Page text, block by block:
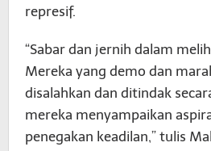
represif.
“Sabar dan jernih dalam
Mereka yang demo dan
disalahkan dan ditindak
mereka menyampaikan
penegakan keadilan,” tulis